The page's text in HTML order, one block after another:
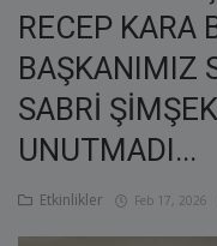
projelerimiz
Başkan
RECEP KARA
BAŞKANIMIZ
SABRİ
UNUTMADI...
Etkinlikler Feb 17, 2026